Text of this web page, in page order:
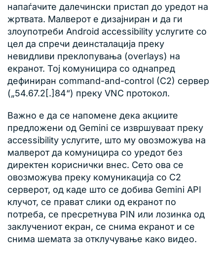
напаѓачите далечински пристап до уредот на
жртвата. Малверот е дизајниран и да ги
злоупотреби Android accessibility услугите со
цел да спречи деинсталација преку
невидливи преклопувања (overlays) на
екранот. Тој комуницира со однапред
дефиниран command-and-control (C2) сервер
(„54.67.2[.]84“) преку VNC протокол.
Важно е да се напомене дека акциите
предложени од Gemini се извршуваат преку
accessibility услугите, што му овозможува на
малверот да комуницира со уредот без
директен кориснички внес. Сето ова се
овозможува преку комуникација со C2
серверот, од каде што се добива Gemini API
клучот, се прават слики од екранот по
потреба, се пресретнува PIN или лозинка од
заклучениот екран, се снима екранот и се
снима шемата за отклучување како видео.